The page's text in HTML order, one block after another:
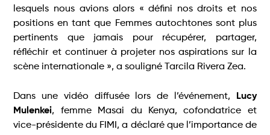
lesquels nous avions alors « défini nos droits et nos
positions en tant que Femmes autochtones sont plus
pertinents que jamais pour récupérer, partager,
réfléchir et continuer à projeter nos aspirations sur la
scène internationale », a souligné Tarcila Rivera Zea.
Dans une vidéo diffusée lors de l’événement,
Lucy
Mulenkei, femme Masai du Kenya, cofondatrice et
vice-présidente du FIMI, a déclaré que l’importance de